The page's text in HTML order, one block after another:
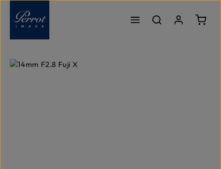
Passer au contenu principal
Le
Ignorer la galerie d'images